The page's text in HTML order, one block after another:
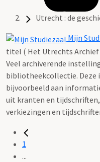
Utrecht : de
Mijn
titel ( Het Utrechts Archief
Veel archiverende
bibliotheekcollectie. Deze
bijvoorbeeld aan
uit kranten en
verkiezingen en
1
...